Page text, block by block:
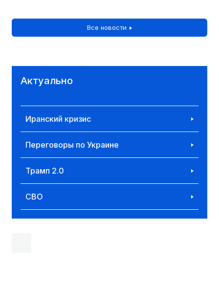
Все новости
Актуально
Иранский кризис
Переговоры по Украине
Трамп 2.0
СВО